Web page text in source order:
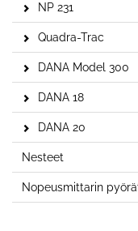
NP 231
Quadra-Trac
DANA Model 300
DANA 18
DANA 20
Nesteet
Nopeusmittarin